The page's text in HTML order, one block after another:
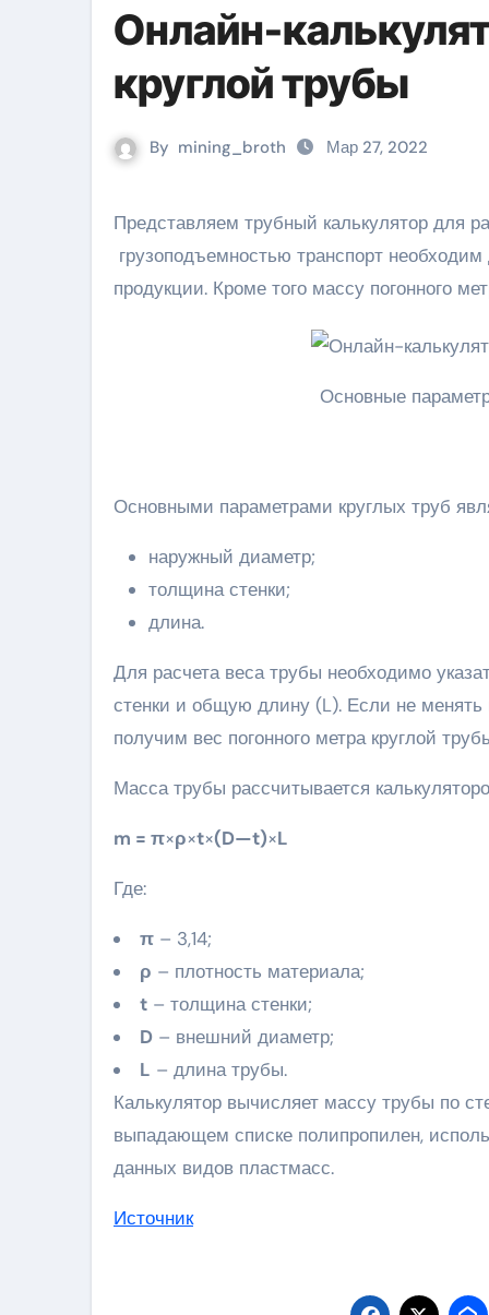
Онлайн-
круглой трубы
By mining_broth Мар 27, 2022
Представляем трубный калькулятор для расчета веса круглой трубы, который позволяет выяснить, какой
грузоподъемностью транспорт
продукции. Кроме того массу погонного
Основные
Основными параметрами круглых труб
наружный диаметр;
толщина стенки;
длина.
Для расчета веса трубы необходимо
стенки и общую длину (L). Если не менять
получим вес погонного метра круглой
Масса трубы рассчитывается
m = π×ρ×t×(D—t)×L
Где:
π – 3,14;
ρ – плотность материала;
t – толщина стенки;
D – внешний диаметр;
L – длина трубы.
Калькулятор вычисляет массу трубы по
выпадающем списке полипропилен,
данных видов пластмасс.
Источник